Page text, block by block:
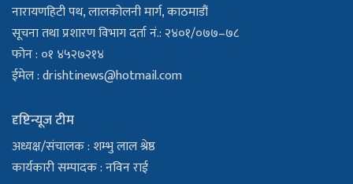
नारायणहिटी पथ, लालकोलनी मार्ग, काठमाडौं
सूचना तथा प्रशारण विभाग दर्ता नं.: २४०१/०७७–७८
फोन : ०१ ४५२७२१४
ईमेल :drishtinews@hotmail.com
दृष्टिन्यूज टीम
अध्यक्ष/संचालक : शम्भु लाल श्रेष्ठ
कार्यकारी सम्पादक : नविन राई